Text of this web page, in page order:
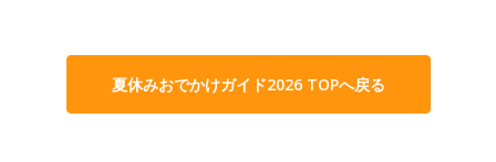
夏休みおでかけガイド2026 TOPへ戻る